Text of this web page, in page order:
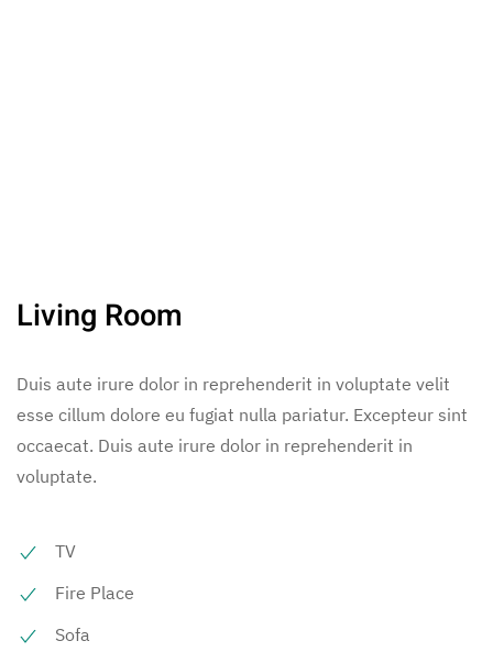
Living Room
Duis aute irure dolor in reprehenderit in voluptate velit
esse cillum dolore eu fugiat nulla pariatur. Excepteur sint
occaecat. Duis aute irure dolor in reprehenderit in
voluptate.
TV
Fire Place
Sofa